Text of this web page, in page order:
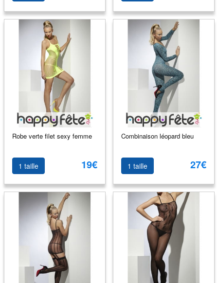
Robe verte filet sexy femme
1 taille 19€
Combinaison léopard bleu
1 taille 27€